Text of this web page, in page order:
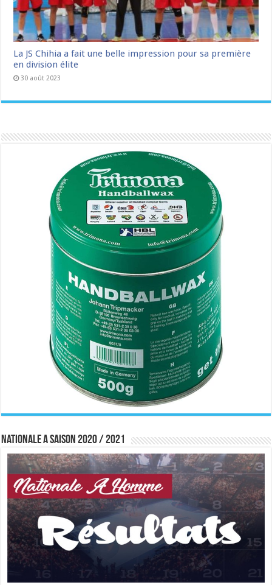
La JS Chihia a fait une belle impression pour sa première
en division élite
30 août 2023
Nationale A saison 2020 / 2021